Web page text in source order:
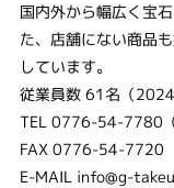
国内外から幅広く宝
た、店舗にない商品
しています。
従業員数 61名（2024
TEL 0776-54-7780（
FAX 0776-54-7720
E-MAIL info@g-